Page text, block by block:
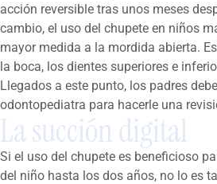
acción reversible tras unos meses
cambio, el uso del chupete en niños
mayor medida a la mordida abierta.
la boca, los dientes superiores e
Llegados a este punto, los padres
odontopediatra para hacerle una
La succión digital
Si el uso del chupete es beneficioso
del niño hasta los dos años, no lo es